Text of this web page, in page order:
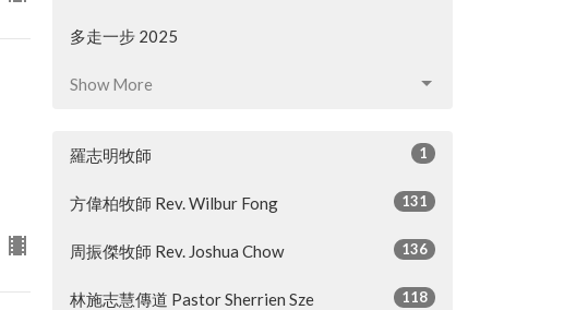
多走一步 2025
Show More
羅志明牧師 1
方偉柏牧師 Rev. Wilbur Fong 131
周振傑牧師 Rev. Joshua Chow 136
林施志慧傳道 Pastor Sherrien Sze 118